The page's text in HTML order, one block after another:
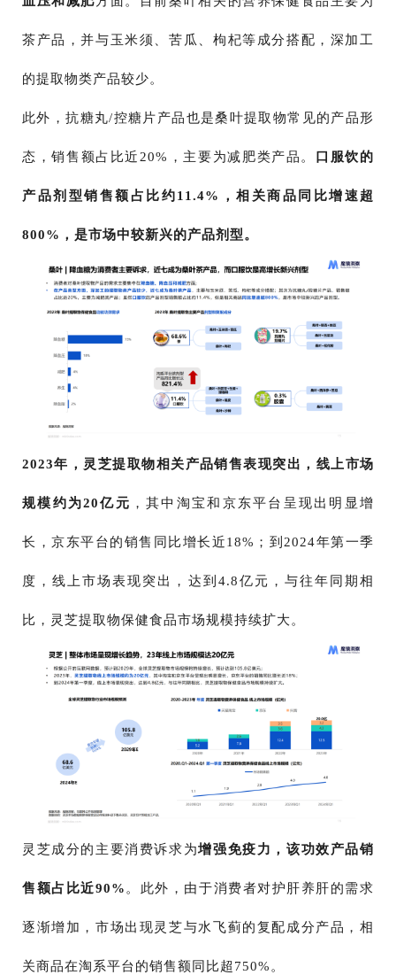
茶产品，并与玉米须、苦瓜、枸杞等成分搭配，深加工
的提取物类产品较少。
此外，抗糖丸/控糖片产品也是桑叶提取物常见的产品形
态，销售额占比近20%，主要为减肥类产品。 口服饮的
产品剂型销售额占比约11.4%，相关商品同比增速超
800%，是市场中较新兴的产品剂型。
2023年，灵芝提取物相关产品销售表现突出，线上市场
规模约为20亿元 ，其中淘宝和京东平台呈现出明显增
长，京东平台的销售同比增长近18%；到2024年第一季
度，线上市场表现突出，达到4.8亿元，与往年同期相
比，灵芝提取物保健食品市场规模持续扩大。
灵芝成分的主要消费诉求为增强免疫力，该功效产品销
售额占比近90%。此外，由于消费者对护肝养肝的需求
逐渐增加，市场出现灵芝与水飞蓟的复配成分产品，相
关商品在淘系平台的销售额同比超750%。